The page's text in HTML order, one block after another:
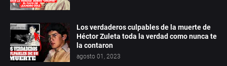
Los verdaderos culpables de la muerte de
Héctor Zuleta toda la verdad como nunca te
la contaron
agosto 01, 2023